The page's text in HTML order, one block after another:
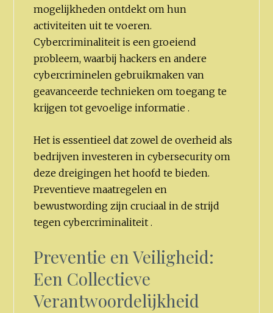
mogelijkheden ontdekt om hun
activiteiten uit te voeren.
Cybercriminaliteit is een groeiend
probleem, waarbij hackers en andere
cybercriminelen gebruikmaken van
geavanceerde technieken om toegang te
krijgen tot gevoelige informatie .
Het is essentieel dat zowel de overheid als
bedrijven investeren in cybersecurity om
deze dreigingen het hoofd te bieden.
Preventieve maatregelen en
bewustwording zijn cruciaal in de strijd
tegen cybercriminaliteit .
Preventie en Veiligheid:
Een Collectieve
Verantwoordelijkheid